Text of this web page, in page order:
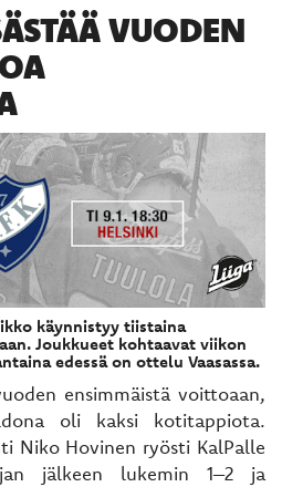
VUODEN
käynnistyy tiistaina
Joukkueet kohtaavat viikon
edessä on ottelu Vaasassa.
ensimmäistä voittoaan,
oli kaksi kotitappiota.
Niko Hovinen ryösti KalPalle
jälkeen lukemin 1–2 ja